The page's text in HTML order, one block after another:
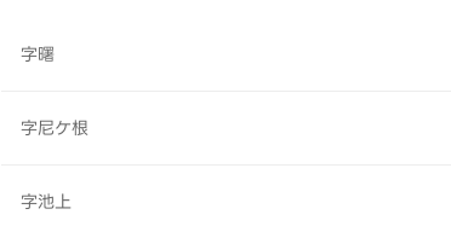
字曙
字尼ケ根
字池上